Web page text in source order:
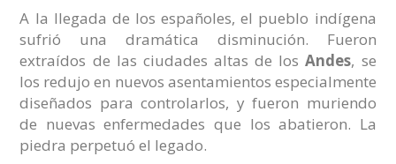
A la llegada de los españoles, el pueblo indígena
sufrió una dramática disminución. Fueron
extraídos de las ciudades altas de losAndes, se
los redujo en nuevos asentamientos especialmente
diseñados para controlarlos, y fueron muriendo
de nuevas enfermedades que los abatieron. La
piedra perpetuó el legado.